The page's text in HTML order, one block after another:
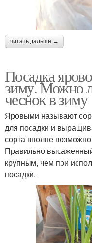
читать дальше →
Посадка
зиму. Можно
чеснок в зиму
Яровыми называют
для посадки и
сорта вполне
Правильно
крупным, чем при
посадки.